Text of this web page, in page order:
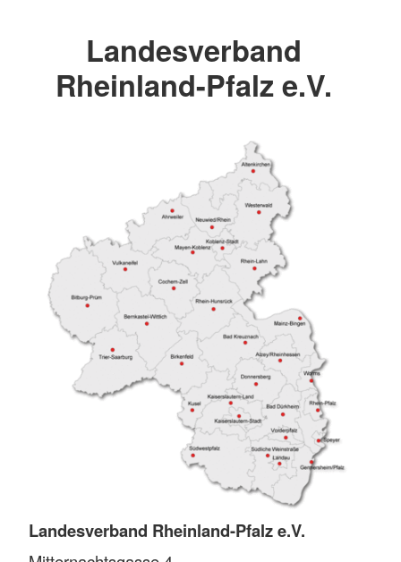
Landesverband
Rheinland-Pfalz e.V.
Landesverband Rheinland-Pfalz e.V.